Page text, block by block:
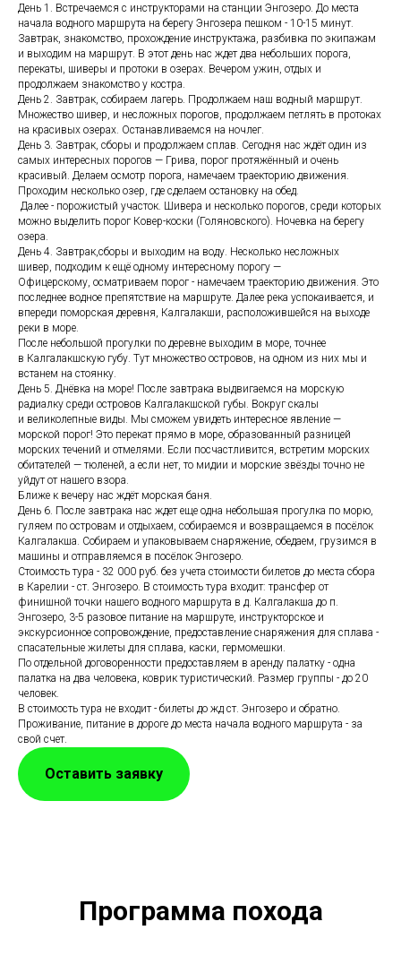
День 1. Встречаемся с инструкторами на станции Энгозеро. До места
начала водного маршрута на берегу Энгозера пешком - 10-15 минут.
Завтрак, знакомство, прохождение инструктажа, разбивка по экипажам
и выходим на маршрут. В этот день нас ждет два небольших порога,
перекаты, шиверы и протоки в озерах. Вечером ужин, отдых и
продолжаем знакомство у костра.
День 2. Завтрак, собираем лагерь. Продолжаем наш водный маршрут.
Множество шивер, и несложных порогов, продолжаем петлять в протоках
на красивых озерах. Останавливаемся на ночлег.
День 3. Завтрак, сборы и продолжаем сплав. Сегодня нас ждёт один из
самых интересных порогов — Грива, порог протяжённый и очень
красивый. Делаем осмотр порога, намечаем траекторию движения.
Проходим несколько озер, где сделаем остановку на обед.
Далее - порожистый участок. Шивера и несколько порогов, среди которых
можно выделить порог Ковер-коски (Голяновского). Ночевка на берегу
озера.
День 4. Завтрак,сборы и выходим на воду. Несколько несложных
шивер, подходим к ещё одному интересному порогу —
Офицерскому, осматриваем порог - намечаем траекторию движения. Это
последнее водное препятствие на маршруте. Далее река успокаивается, и
впереди поморская деревня, Калгалакши, расположившейся на выходе
реки в море.
После небольшой прогулки по деревне выходим в море, точнее
в Калгалакшскую губу. Тут множество островов, на одном из них мы и
встанем на стоянку.
День 5. Днёвка на море! После завтрака выдвигаемся на морскую
радиалку среди островов Калгалакшской губы. Вокруг скалы
и великолепные виды. Мы сможем увидеть интересное явление —
морской порог! Это перекат прямо в море, образованный разницей
морских течений и отмелями. Если посчастливится, встретим морских
обитателей — тюленей, а если нет, то мидии и морские звёзды точно не
уйдут от нашего взора.
Ближе к вечеру нас ждёт морская баня.
День 6. После завтрака нас ждет еще одна небольшая прогулка по морю,
гуляем по островам и отдыхаем, собираемся и возвращаемся в посёлок
Калгалакша. Собираем и упаковываем снаряжение, обедаем, грузимся в
машины и отправляемся в посёлок Энгозеро.
Стоимость тура - 32 000 руб. без учета стоимости билетов до места сбора
в Карелии - ст. Энгозеро. В стоимость тура входит: трансфер от
финишной точки нашего водного маршрута в д. Калгалакша до п.
Энгозеро, 3-5 разовое питание на маршруте, инструкторское и
экскурсионное сопровождение, предоставление снаряжения для сплава -
спасательные жилеты для сплава, каски, гермомешки.
По отдельной договоренности предоставляем в аренду палатку - одна
палатка на два человека, коврик туристический. Размер группы - до 20
человек.
В стоимость тура не входит - билеты до жд ст. Энгозеро и обратно.
Проживание, питание в дороге до места начала водного маршрута - за
свой счет.
Оставить заявку
Программа похода